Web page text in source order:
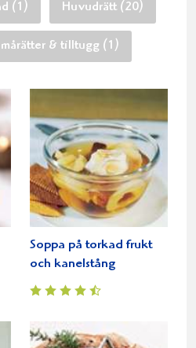
(1) Huvudrätt (20)
& tilltugg (1)
Soppa på torkad frukt
och kanelstång